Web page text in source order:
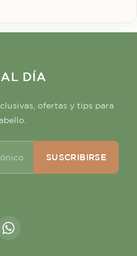
DÍA
ofertas y tips para
SUSCRIBIRSE